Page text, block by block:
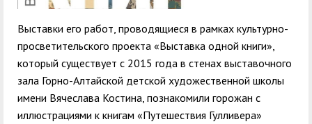
Выставки его работ, проводящиеся в рамках культурно-
просветительского проекта «Выставка одной книги»,
который существует с 2015 года в стенах выставочного
зала Горно-Алтайской детской художественной школы
имени Вячеслава Костина, познакомили горожан с
иллюстрациями к книгам «Путешествия Гулливера»